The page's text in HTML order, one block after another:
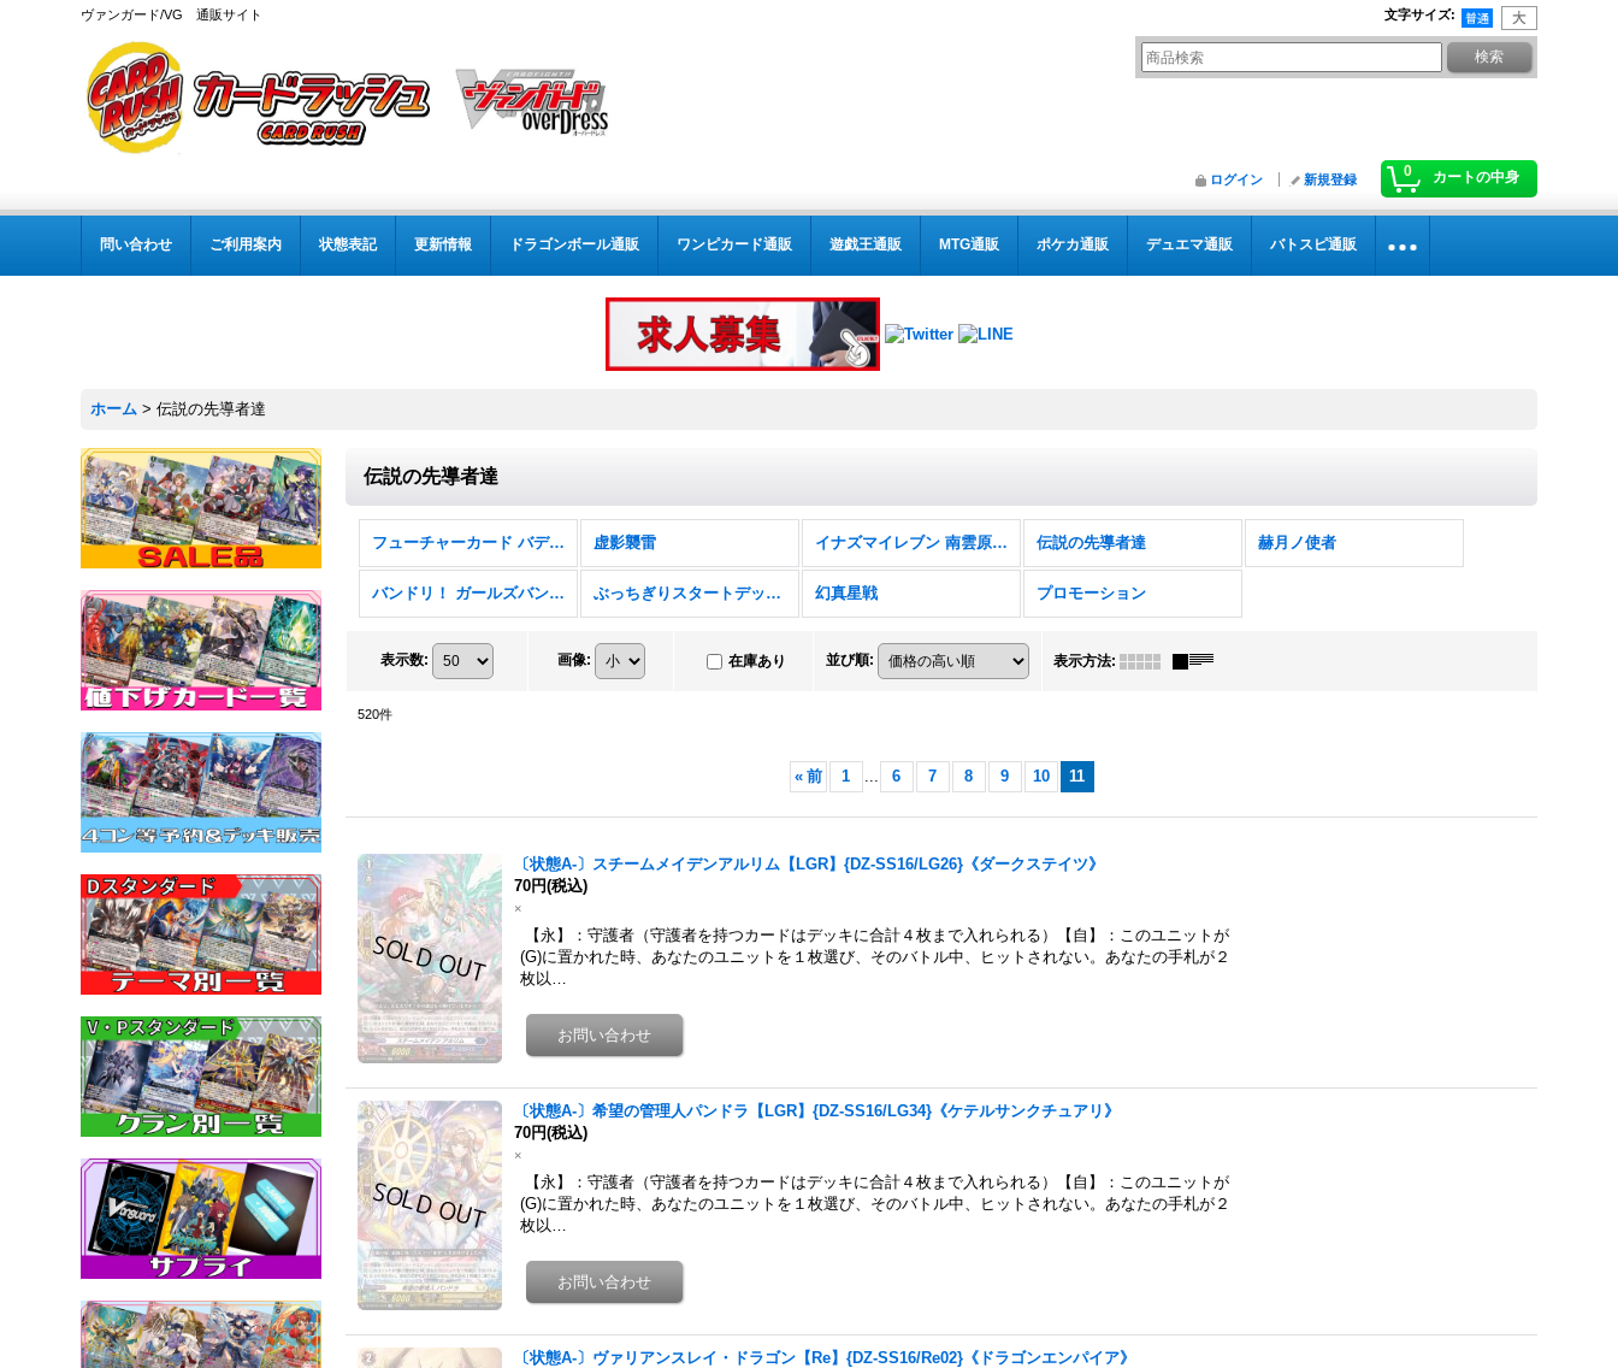
ヴァンガード/VG 通販サイト 文字サイズ:
0 カートの中身
ログイン 新規登録
問い合わせ ご利用案内 状態表記 更新情報 ドラゴンボール通販 ワンピカード通販 遊戯王通販 MTG通販 ポケカ通販 デュエマ通販 バトスピ通販
ホーム > 伝説の先導者達
伝説の先導者達
フューチャーカード バディファイト ディザスターフォース 虚影襲雷 イナズマイレブン 南雲原中＆雷門中クロニクル 伝説の先導者達 赫月ノ使者
バンドリ！ ガールズバンドパーティ！ ぶっちぎりスタートデッキ 聖域の光剣士＆帝国の暴竜 幻真星戦 プロモーション
表示数: 画像: 在庫あり 並び順: 表示方法:
520件
« 前 1 ... 6 7 8 9 10 11
〔状態A-〕スチームメイデンアルリム【LGR】{DZ-SS16/LG26}《ダークステイツ》
70円(税込)
×
【永】：守護者（守護者を持つカードはデッキに合計４枚まで入れられる）【自】：このユニットが
(G)に置かれた時、あなたのユニットを１枚選び、そのバトル中、ヒットされない。あなたの手札が２
枚以…
〔状態A-〕希望の管理人パンドラ【LGR】{DZ-SS16/LG34}《ケテルサンクチュアリ》
70円(税込)
×
【永】：守護者（守護者を持つカードはデッキに合計４枚まで入れられる）【自】：このユニットが
(G)に置かれた時、あなたのユニットを１枚選び、そのバトル中、ヒットされない。あなたの手札が２
枚以…
〔状態A-〕ヴァリアンスレイ・ドラゴン【Re】{DZ-SS16/Re02}《ドラゴンエンパイア》